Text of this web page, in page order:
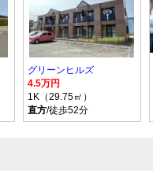
グリーンヒルズ
4.5万円
1K（29.75㎡）
直方/徒歩52分